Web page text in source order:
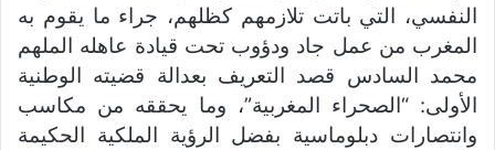
النفسي، التي باتت تلازمهم كظلهم، جراء ما يقوم به
المغرب من عمل جاد ودؤوب تحت قيادة عاهله الملهم
محمد السادس قصد التعريف بعدالة قضيته الوطنية
الأولى: “الصحراء المغربية”، وما يحققه من مكاسب
وانتصارات دبلوماسية بفضل الرؤية الملكية الحكيمة